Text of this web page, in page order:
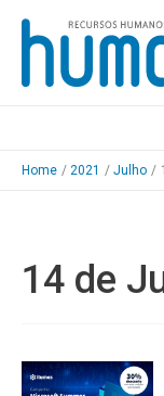
Skip
content
Home 2021 Julho
14 de